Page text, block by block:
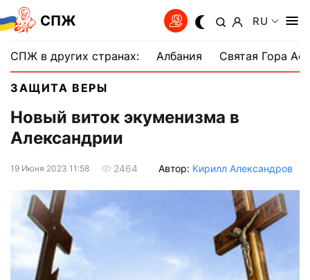
СПЖ RU
СПЖ в других странах: Албания Святая Гора
ЗАЩИТА ВЕРЫ
Новый виток экуменизма в
Александрии
19 Июня 2023 11:58 2464 Автор: Кирилл Александров